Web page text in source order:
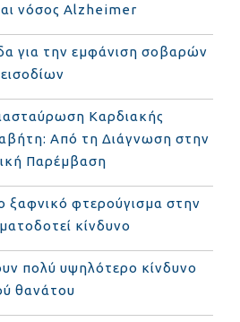
νόσος Alzheimer
για την εμφάνιση σοβαρών
Καρδιακής
Από τη Διάγνωση στην
Παρέμβαση
ξαφνικό φτερούγισμα στην
κίνδυνο
πολύ υψηλότερο κίνδυνο
θανάτου